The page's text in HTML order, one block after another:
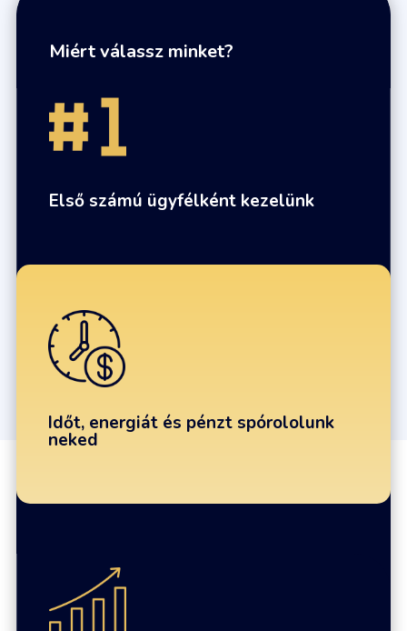
Miért válassz minket?
Első számú ügyfélként kezelünk
Időt, energiát és pénzt spórololunk
neked